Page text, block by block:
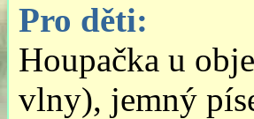
Pro děti:
Houpačka u
vlny), jemný